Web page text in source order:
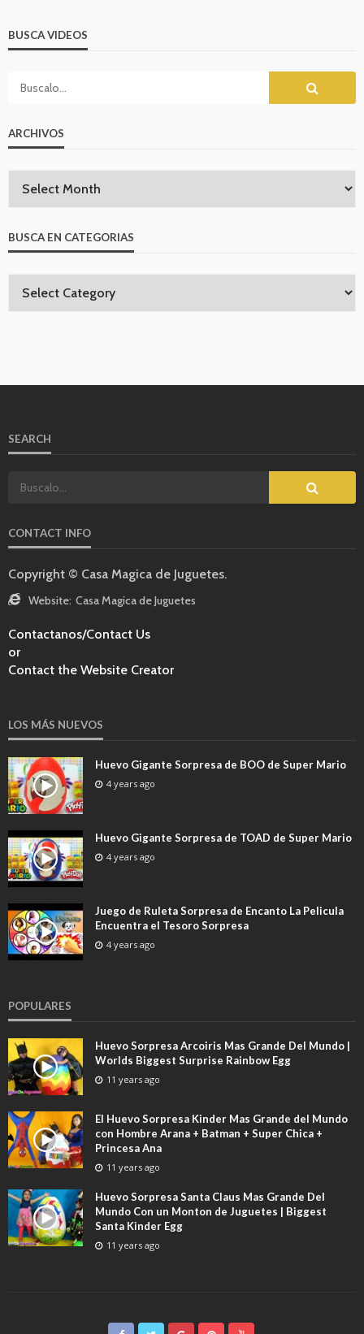
BUSCA VIDEOS
ARCHIVOS
BUSCA EN CATEGORIAS
SEARCH
CONTACT INFO
Copyright © Casa Magica de Juguetes.
Website: Casa Magica de Juguetes
Contactanos/Contact Us
or
Contact the Website Creator
LOS MÁS NUEVOS
Huevo Gigante Sorpresa de BOO de Super Mario
4 years ago
Huevo Gigante Sorpresa de TOAD de Super Mario
4 years ago
Juego de Ruleta Sorpresa de Encanto La Pelicula
Encuentra el Tesoro Sorpresa
4 years ago
POPULARES
Huevo Sorpresa Arcoiris Mas Grande Del Mundo |
Worlds Biggest Surprise Rainbow Egg
11 years ago
El Huevo Sorpresa Kinder Mas Grande del Mundo
con Hombre Arana + Batman + Super Chica +
Princesa Ana
11 years ago
Huevo Sorpresa Santa Claus Mas Grande Del
Mundo Con un Monton de Juguetes | Biggest
Santa Kinder Egg
11 years ago